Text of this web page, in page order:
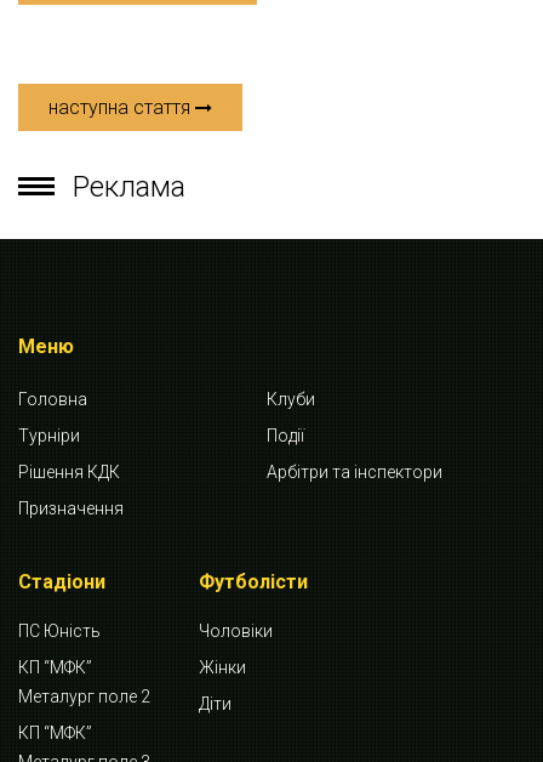
наступна стаття
Реклама
Меню
Головна
Клуби
Турніри
Події
Рішення КДК
Арбітри та інспектори
Призначення
Стадіони
ПС Юність
КП “МФК”
Металург поле 2
КП “МФК”
Футболісти
Чоловіки
Жінки
Діти